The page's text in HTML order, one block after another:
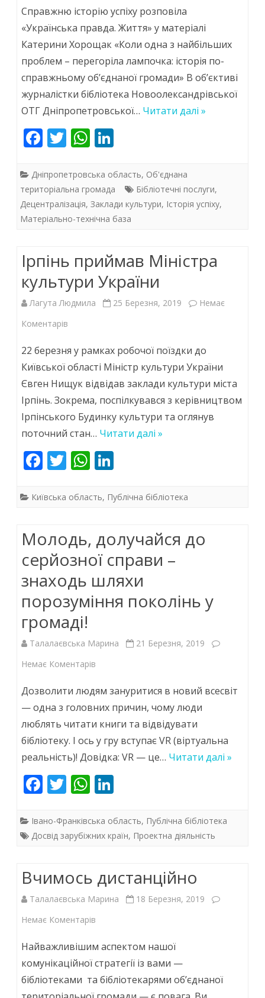
результат,
коли
спільна
робота
Справжню історію успіху розповіла
«Українська правда. Життя» у матеріалі
Катерини Хорощак «Коли одна з найбільших
проблем – перегоріла лампочка: історія по-
справжньому об’єднаної громади» В об’єктиві
журналістки бібліотека Новоолександрівської
ОТГ Дніпропетровської… Читати далі »
F
e
b
o
o
k
T
itt
er
W
at
s
A
p
k
e
dI
Дніпропетровська область, Об'єднана
територіальна громада
Бібліотечні послуги,
Децентралізація, Заклади культури, Історія успіху,
Матеріально-технічна база
Ірпінь приймав Міністра
культури України
Лагута Людмила 25 Березня, 2019
Немає
Коментарів
приймав
Міністра
культури
22 березня у рамках робочої поїздки до
Київської області Міністр культури України
Євген Нищук відвідав заклади культури міста
Ірпінь. Зокрема, поспілкувався з керівництвом
Ірпінського Будинку культури та оглянув
поточний стан… Читати далі »
F
e
o
o
k
T
itt
W
at
A
p
p
k
dI
n
Київська область, Публічна бібліотека
Молодь, долучайся до
серйозної справи –
знаходь шляхи
порозуміння поколінь у
громаді!
Талалаєвська Марина
21 Березня, 2019
Немає Коментарів
долучайся
до
серйозної
–
Дозволити людям зануритися в новий всесвіт
— одна з головних причин, чому люди
люблять читати книги та відвідувати
бібліотеку. І ось у гру вступає VR (віртуальна
реальність)! Довідка: VR — це… Читати далі »
F
e
b
o
k
T
itt
er
W
at
s
p
p
k
e
n
Івано-Франківська область, Публічна бібліотека
Досвід зарубіжних країн, Проектна діяльність
Вчимось дистанційно
Талалаєвська Марина
18 Березня, 2019
Немає Коментарів
дистанційно
Найважливішим аспектом нашої
комунікаційної стратегії із вами —
бібліотеками та бібліотекарями об’єднаної